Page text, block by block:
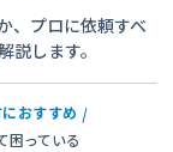
、プロに依頼すべ
説します。
おすすめ
困っている